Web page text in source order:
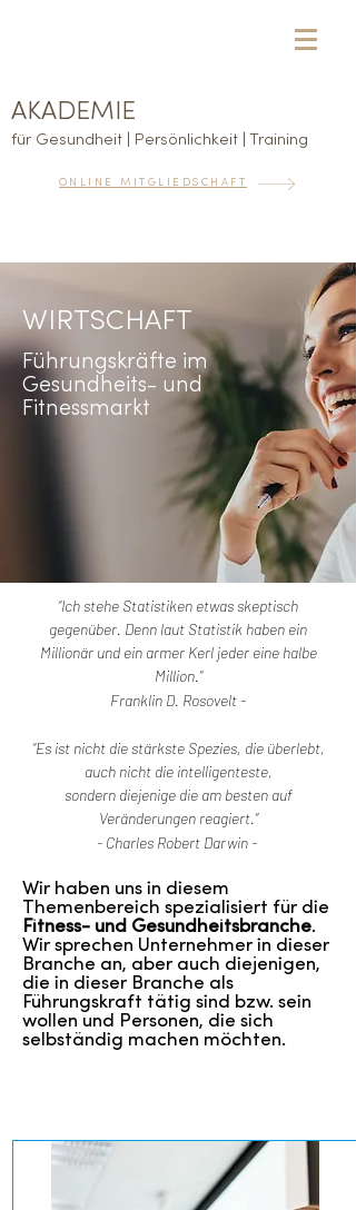
AKADEMIE
für Gesundheit | Persönlichkeit | Training
ONLINE MITGLIEDSCHAFT
WIRTSCHAFT
Führungskräfte im
Gesundheits- und
Fitnessmarkt
“Ich stehe Statistiken etwas skeptisch
gegenüber. Denn laut Statistik haben ein
Millionär und ein armer Kerl jeder eine halbe
Million.”
Franklin D. Rosovelt -
“Es ist nicht die stärkste Spezies, die überlebt,
auch nicht die intelligenteste,
sondern diejenige die am besten auf
Veränderungen reagiert.”
- Charles Robert Darwin -
Wir haben uns in diesem
Themenbereich spezialisiert für die
Fitness- und Gesundheitsbranche.
Wir sprechen Unternehmer in dieser
Branche an, aber auch diejenigen,
die in dieser Branche als
Führungskraft tätig sind bzw. sein
wollen und Personen, die sich
selbständig machen möchten.